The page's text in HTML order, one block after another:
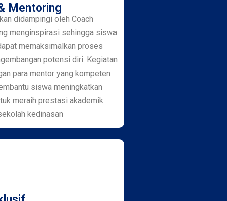
Mentoring
didampingi oleh Coach
menginspirasi sehingga siswa
memaksimalkan proses
potensi diri. Kegiatan
para mentor yang kompeten
siswa meningkatkan
meraih prestasi akademik
kedinasan